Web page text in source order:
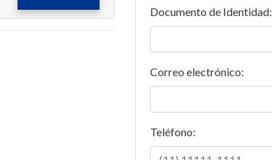
Documento de Identidad:
Correo electrónico:
Teléfono: